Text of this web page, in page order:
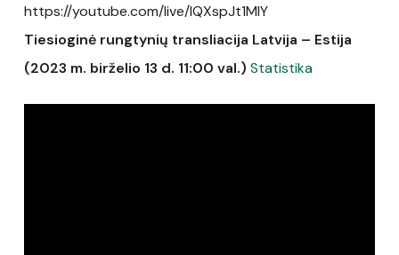
https://youtube.com/live/lQXspJt1MIY
Tiesioginė rungtynių transliacija Latvija – Estija
(2023 m. birželio 13 d. 11:00 val.) Statistika